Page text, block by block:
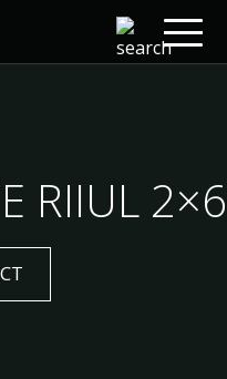
RIIUL 2×6